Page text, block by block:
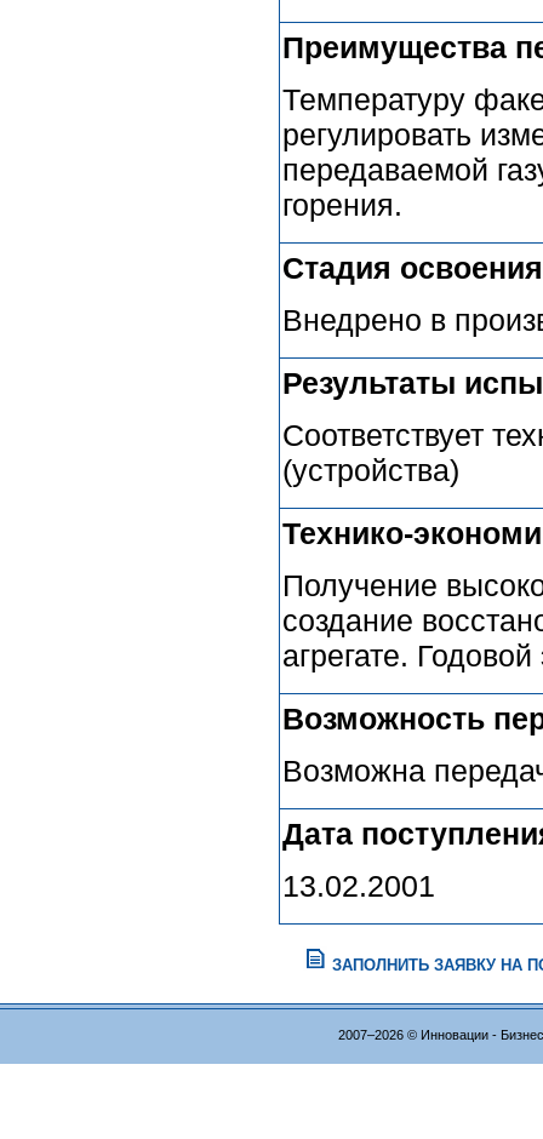
Преимущества
Температуру
регулировать
передаваемой
горения.
Стадия освоения
Внедрено в
Результаты
Соответствует
(устройства)
Технико-
Получение
создание
агрегате.
Возможность
Возможна
Дата
13.02.2001
ЗАПОЛНИТЬ ЗАЯВКУ НА
2007–2026 © Инновации -